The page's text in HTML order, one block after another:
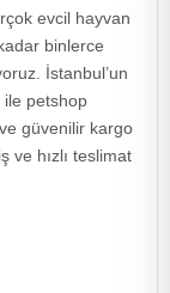
evcil hayvan
binlerce
İstanbul’un
ile petshop
güvenilir kargo
ve hızlı teslimat